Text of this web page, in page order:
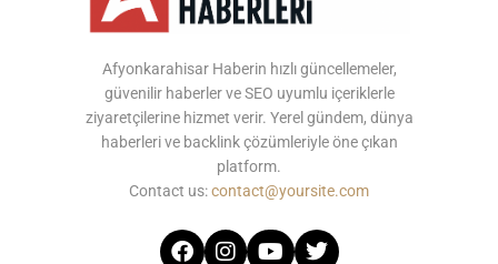
Afyonkarahisar Haberin hızlı güncellemeler,
güvenilir haberler ve SEO uyumlu içeriklerle
ziyaretçilerine hizmet verir. Yerel gündem, dünya
haberleri ve backlink çözümleriyle öne çıkan
platform.
Contact us:contact@yoursite.com